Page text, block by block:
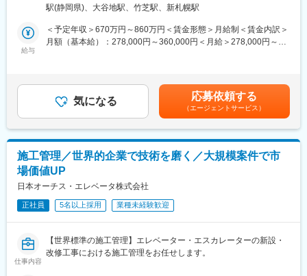
◎連結売上高150億円以上など明確な数値目標を掲げ成長を続け
◆建設業登録・免許
変更の範囲：会社の定める業務
力会社と協力し、物流・搬送システム（自走台車・コンベア・自
動倉庫など）の定期点検及びメンテナンスを行います。
＜主な業務内容＞
・協力会社と協力し、保全計画に沿ったメンテナンス業務をして
作成や提案業務も行います。
・リニューアルや予防保全の提案
・トラブル対応
際にお客様先に出向くのは月に1回程度です。
■やりがい
・製品納品後の顧客窓口となります。単発ではなく、長期的な信
ダイフクの信頼へと繋がっていくやりがいを感じることができま
す
■働き方
・休日出勤の頻度
駅受動喫煙対策：屋内全面禁煙＜勤務地詳細3＞札幌CS住所：北
煙対策：屋内全面禁煙変更の範囲：東京・大阪・小牧・滋賀その
他国内すべての事務所および海外拠点
駅(静岡県)、大谷地駅、竹芝駅、新札幌駅
給与
＜予定年収＞670万円～860万円＜賃金形態＞月給制＜賃金内訳＞
月額（基本給）：278,000円～360,000円＜月給＞278,000円～
の賞与は支給制限があります。■平均年収 917万円（2025年12
月現在・平均年齢41歳）賃金はあくまでも目安の金額であり、選
考を通じて上下する可能性があります。月給(月額)は固定手当を含
めた表記です。
気になる 応募依頼する
（エージェントサービス）
施工管理／世界的企業で技術を磨く／大規模案件で市
場価値UP
日本オーチス・エレベータ株式会社
正社員 5名以上採用 業種未経験歓迎
仕事内容
【世界標準の施工管理】エレベーター・エスカレーターの新設・
改修工事における施工管理をお任せします。